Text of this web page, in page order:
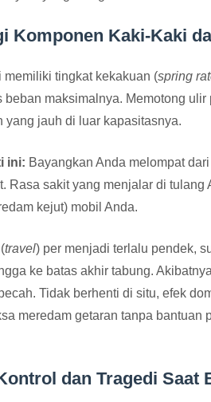
Komponen Kaki-Kaki
memiliki tingkat kekakuan (spring
beban maksimalnya. Memotong
yang jauh di luar kapasitasnya.
ini: Bayangkan Anda melompat
Rasa sakit yang menjalar di
kejut) mobil Anda.
travel) per menjadi terlalu pendek,
ke batas akhir tabung.
Tidak berhenti di situ, efek
meredam getaran tanpa bantuan
dan Tragedi Saat